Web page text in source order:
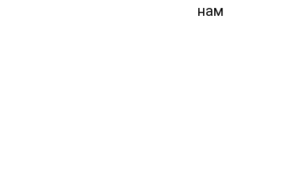
нам